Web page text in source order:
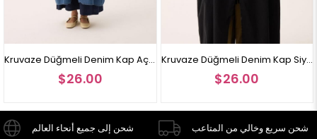
Kruvaze Düğmeli Denim Kap Açık Mavi
$26.00
Kruvaze Düğmeli Denim Kap Siyah
$26.00
شحن إلى جميع أنحاء العالم
شحن سريع وخالي من المتاعب